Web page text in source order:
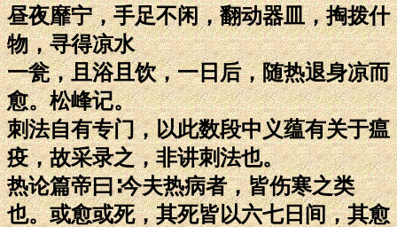
昼夜靡宁，手足不闲，翻动器皿，掏拨什
物，寻得凉水
一瓮，且浴且饮，一日后，随热退身凉而
愈。松峰记。
刺法自有专门，以此数段中义蕴有关于瘟
疫，故采录之，非讲刺法也。
热论篇帝曰∶今夫热病者，皆伤寒之类
也。或愈或死，其死皆以六七日间，其愈